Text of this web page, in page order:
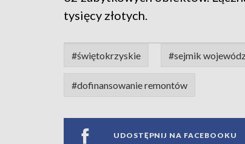
tysięcy złotych.
#świętokrzyskie #sejmik
#dofinansowanie remontów
UDOSTĘPNIJ NA FACEBOOKU